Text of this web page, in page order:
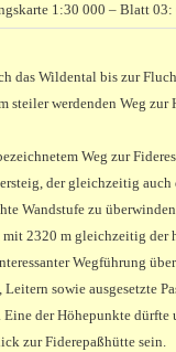
1:30 000 – Blatt
das Wildental bis zur
steiler werdenden Weg zur
Weg zur
der gleichzeitig auch
Wandstufe zu
2320 m gleichzeitig der
Wegführung
Leitern sowie ausgesetzte
der Höhepunkte
zur Fiderepaßhütte sein.